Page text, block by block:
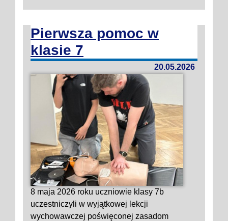
Pierwsza pomoc w
klasie 7
20.05.2026
8 maja 2026 roku uczniowie klasy 7b
uczestniczyli w wyjątkowej lekcji
wychowawczej poświęconej zasadom